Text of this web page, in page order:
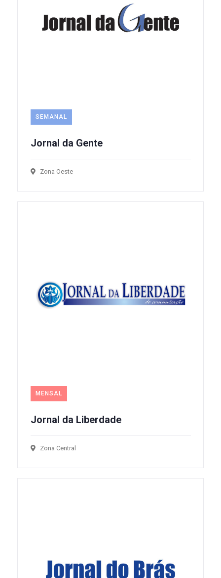
SEMANAL
Jornal da Gente
Zona Oeste
MENSAL
Jornal da Liberdade
Zona Central